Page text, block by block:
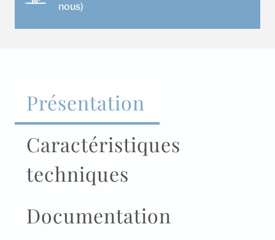
nous)
Présentation
Caractéristiques
techniques
Documentation